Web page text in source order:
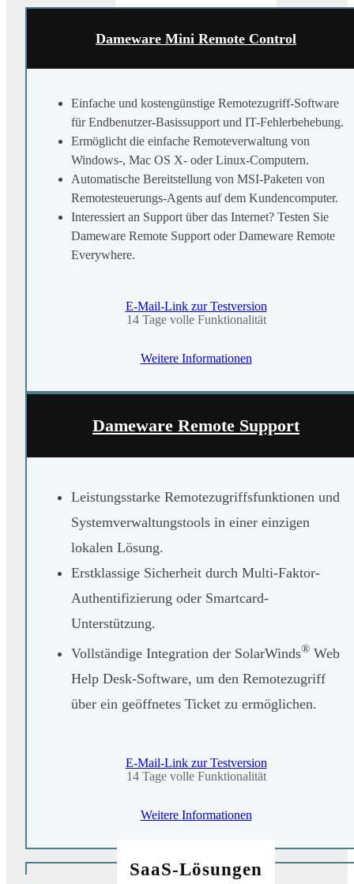
Dameware Mini Remote Control
Einfache und kostengünstige Remotezugriff-Software
für Endbenutzer-Basissupport und IT-Fehlerbehebung.
Ermöglicht die einfache Remoteverwaltung von
Windows-, Mac OS X- oder Linux-Computern.
Automatische Bereitstellung von MSI-Paketen von
Remotesteuerungs-Agents auf dem Kundencomputer.
Interessiert an Support über das Internet? Testen Sie
Dameware Remote Support oder Dameware Remote
Everywhere.
E-Mail-Link zur Testversion
14 Tage volle Funktionalität
Weitere Informationen
Dameware Remote Support
Leistungsstarke Remotezugriffsfunktionen und
Systemverwaltungstools in einer einzigen
lokalen Lösung.
Erstklassige Sicherheit durch Multi-Faktor-
Authentifizierung oder Smartcard-
Unterstützung.
Vollständige Integration der SolarWinds® Web
Help Desk-Software, um den Remotezugriff
über ein geöffnetes Ticket zu ermöglichen.
E-Mail-Link zur Testversion
14 Tage volle Funktionalität
Weitere Informationen
SaaS-Lösungen